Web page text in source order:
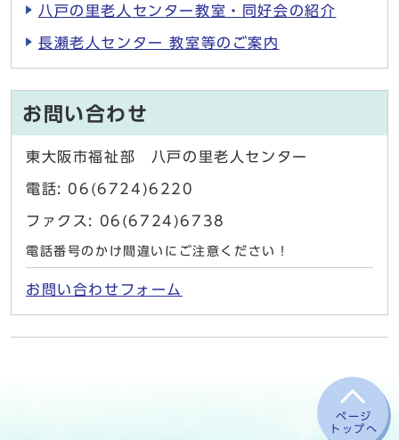
八戸の里老人センター教室・同好会の紹介
長瀬老人センター 教室等のご案内
お問い合わせ
東大阪市福祉部 八戸の里老人センター
電話: 06(6724)6220
ファクス: 06(6724)6738
電話番号のかけ間違いにご注意ください！
お問い合わせフォーム
ページ
トップへ